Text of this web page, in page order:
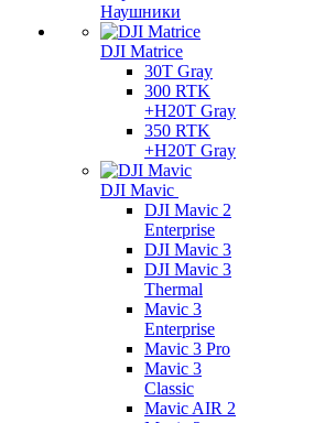
Наушники
DJI Matrice
30T Gray
300 RTK
+H20T Gray
350 RTK
+H20T Gray
DJI Mavic
DJI Mavic 2
Enterprise
DJI Mavic 3
DJI Mavic 3
Thermal
Mavic 3
Enterprise
Mavic 3 Pro
Mavic 3
Сlassic
Mavic AIR 2